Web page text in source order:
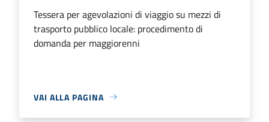
Tessera per agevolazioni di viaggio su mezzi di
trasporto pubblico locale: procedimento di
domanda per maggiorenni
VAI ALLA PAGINA